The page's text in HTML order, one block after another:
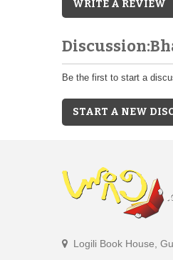
WRITE A REVIEW
Be the first to start a
START A NEW
Logili Book House,